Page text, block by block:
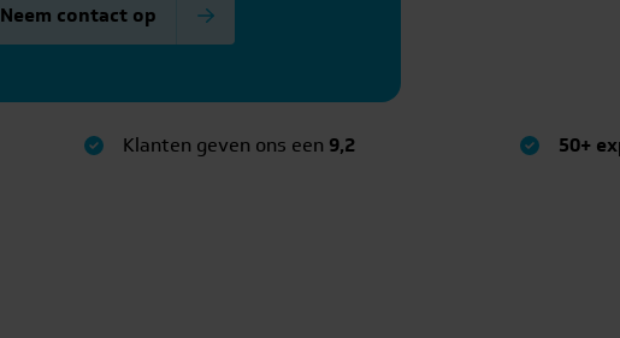
Neem contact op
Klanten geven ons een 9,2 50+